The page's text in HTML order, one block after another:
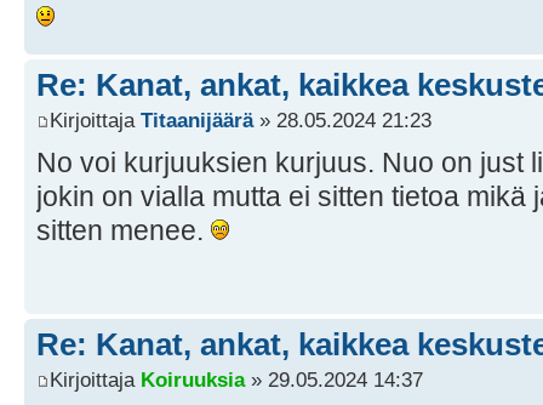
Re: Kanat, ankat, kaikkea
Kirjoittaja Titaanijäärä» 28.05.2024 21:23
No voi kurjuuksien kurjuus. Nuo on just
jokin on vialla mutta ei sitten tietoa mikä
sitten menee.
Re: Kanat, ankat, kaikkea
Kirjoittaja Koiruuksia» 29.05.2024 14:37